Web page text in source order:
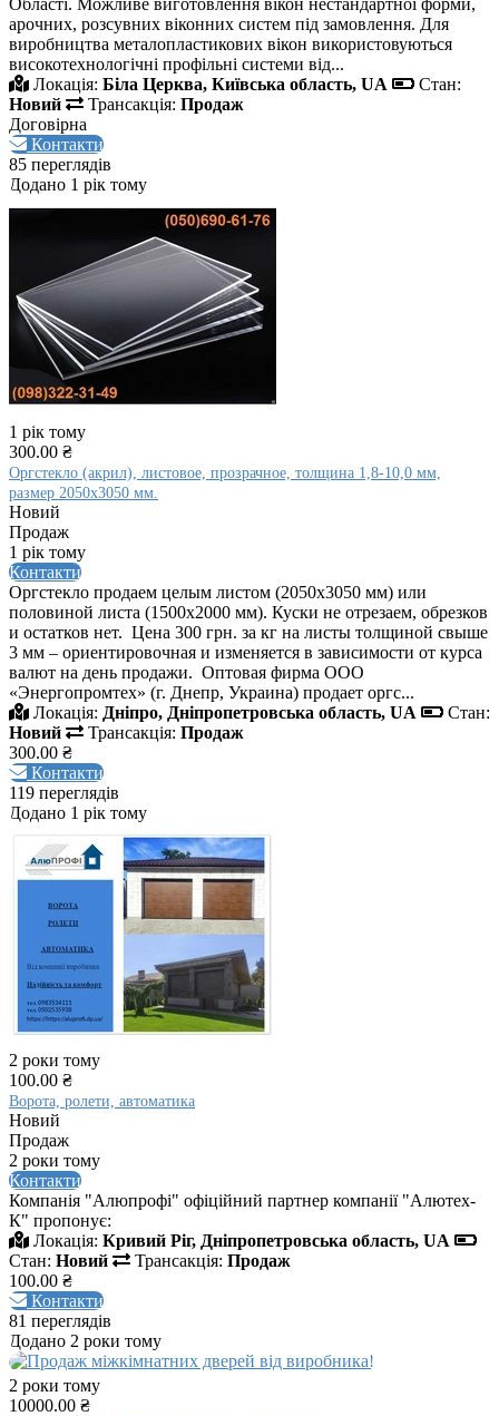
арочних, розсувних віконних систем під замовлення. Для
виробництва металопластикових вікон використовуються
високотехнологічні профільні системи від...
Локація: Біла Церква, Київська область, UA
Стан:
Новий
Трансакція: Продаж
Договірна
Контакти
85 переглядів
Додано 1 рік тому
1 рік тому
300.00 ₴
Оргстекло (акрил), листовое, прозрачное, толщина 1,8-10,0 мм,
размер 2050х3050 мм.
Новий
Продаж
1 рік тому
Контакти
Оргстекло продаем целым листом (2050х3050 мм) или
половиной листа (1500х2000 мм). Куски не отрезаем, обрезков
и остатков нет. Цена 300 грн. за кг на листы толщиной свыше
3 мм – ориентировочная и изменяется в зависимости от курса
валют на день продажи. Оптовая фирма ООО
«Энергопромтех» (г. Днепр, Украина) продает оргс...
Локація: Дніпро, Дніпропетровська область, UA
Стан:
Новий
Трансакція: Продаж
300.00 ₴
Контакти
119 переглядів
Додано 1 рік тому
2 роки тому
100.00 ₴
Ворота, ролети, автоматика
Новий
Продаж
2 роки тому
Контакти
Компанія "Алюпрофі" офіційний партнер компанії "Алютех-
К" пропонує:
Локація: Кривий Ріг, Дніпропетровська область, UA
Стан: Новий Трансакція: Продаж
100.00 ₴
Контакти
81 переглядів
Додано 2 роки тому
2 роки тому
10000.00 ₴